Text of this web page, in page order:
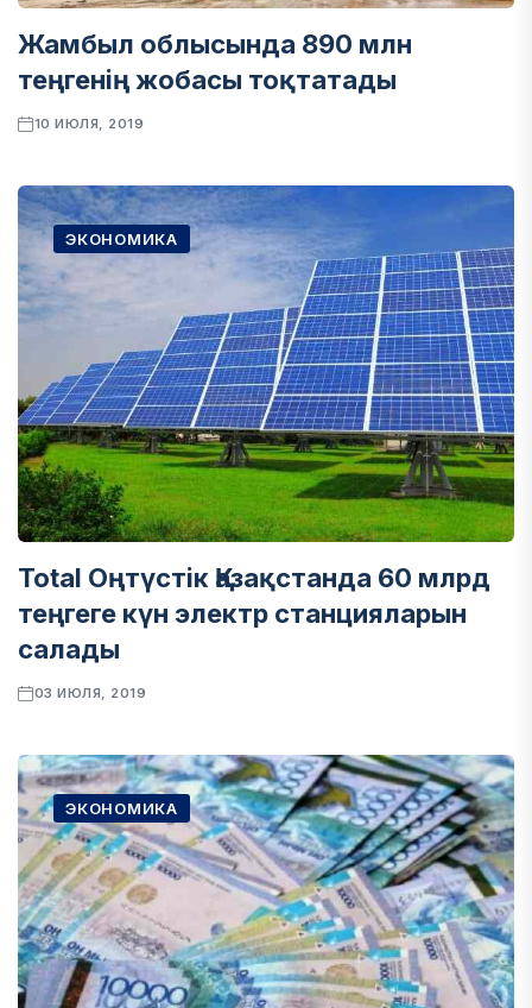
Жамбыл облысында 890 млн
теңгенің жобасы тоқтатады
10 ИЮЛЯ, 2019
ЭКОНОМИКА
Total Оңтүстік Қазақстанда 60 млрд
теңгеге күн электр станцияларын
салады
03 ИЮЛЯ, 2019
ЭКОНОМИКА